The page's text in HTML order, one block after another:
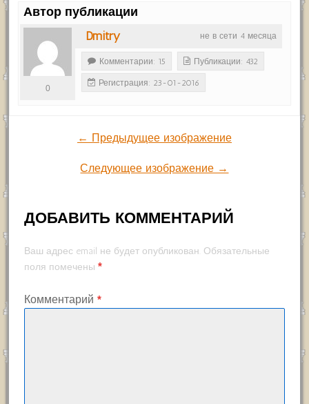
Автор публикации
не в сети 4 месяца
Dmitry
0
Комментарии: 15 Публикации: 432
Регистрация: 23-01-2016
← Предыдущее изображение
Следующее изображение →
ДОБАВИТЬ КОММЕНТАРИЙ
Ваш адрес email не будет опубликован. Обязательные
поля помечены *
Комментарий *